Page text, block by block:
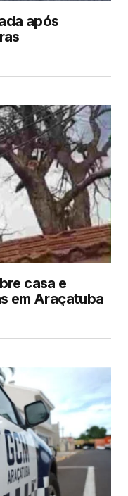
após
casa e
em Araçatuba